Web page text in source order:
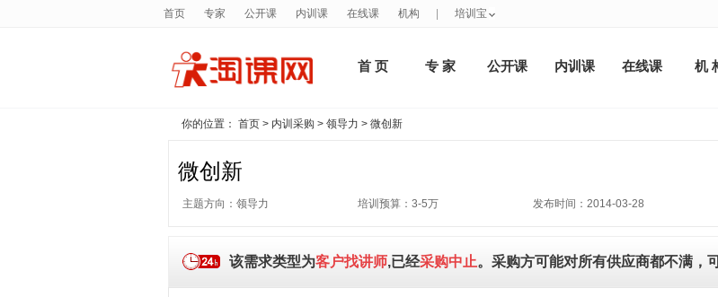
首页 专家 公开课 内训课 在线课 机构 培训宝
首 页 专 家 公开课 内训课 在线课 机
你的位置： 首页 > 内训采购 > 领导力 > 微创新
微创新
主题方向：领导力 培训预算：3-5万 发布时间：2014-03-28
该需求类型为客户找讲师,已经采购中止。采购方可能对所有供应商都不满，